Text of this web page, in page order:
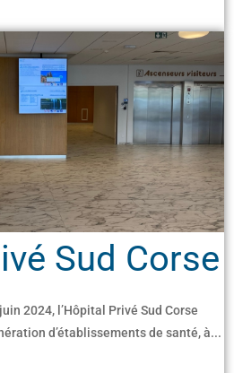
Sud Corse
2024, l’Hôpital Privé Sud Corse
d’établissements de santé, à...